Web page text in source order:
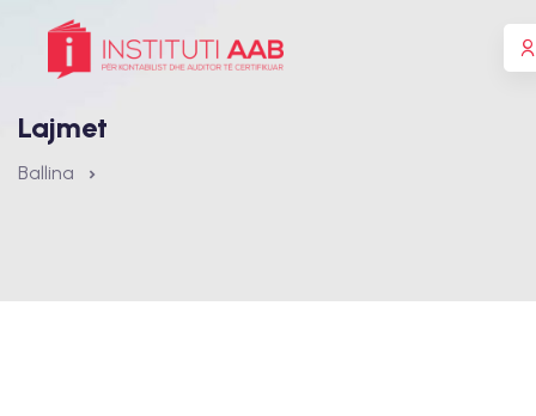
Lajmet
Ballina